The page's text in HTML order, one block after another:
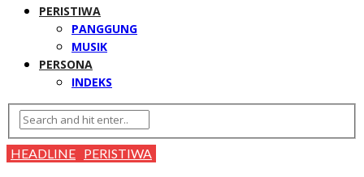
PERISTIWA
PANGGUNG
MUSIK
PERSONA
INDEKS
HEADLINE PERISTIWA